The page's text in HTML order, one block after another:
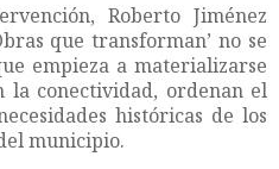
Roberto Jiménez
que transforman’ no se
empieza a materializarse
la conectividad, ordenan el
históricas de los
municipio.